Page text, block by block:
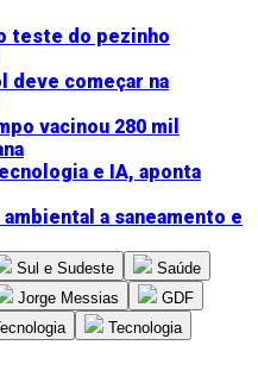
teste do pezinho
começar na
vacinou 280 mil
e IA, aponta
a saneamento e
Sul e Sudeste
Saúde
Jorge Messias
GDF
Tecnologia